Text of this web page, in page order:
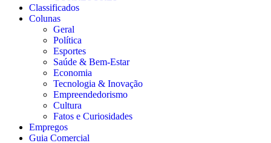
Classificados
Colunas
Geral
Política
Esportes
Saúde & Bem-Estar
Economia
Tecnologia & Inovação
Empreendedorismo
Cultura
Fatos e Curiosidades
Empregos
Guia Comercial